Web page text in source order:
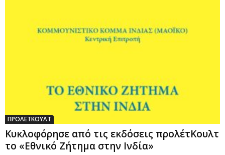
ΠΡΟΛΕΤΚΟΥΛΤ
Κυκλοφόρησε από τις εκδόσεις προλέτΚουλτ
το «Εθνικό Ζήτημα στην Ινδία»